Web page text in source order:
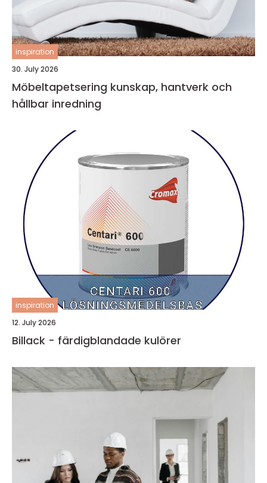
inspiration
30. July 2026
Möbeltapetsering kunskap, hantverk och
hållbar inredning
inspiration
12. July 2026
Billack - färdigblandade kulörer